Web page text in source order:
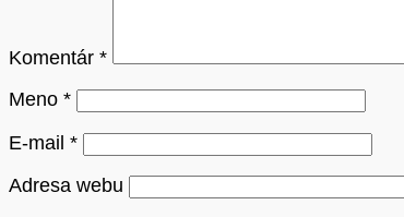
Komentár *
Meno *
E-mail *
Adresa webu